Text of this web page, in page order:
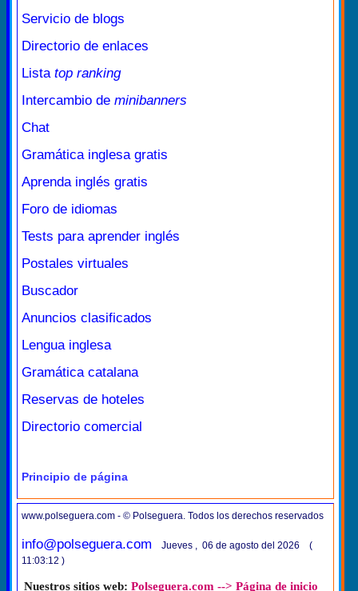
Servicio de blogs
Directorio de enlaces
Lista top ranking
Intercambio de minibanners
Chat
Gramática inglesa gratis
Aprenda inglés gratis
Foro de idiomas
Tests para aprender inglés
Postales virtuales
Buscador
Anuncios clasificados
Lengua inglesa
Gramática catalana
Reservas de hoteles
Directorio comercial
Principio de página
www.polseguera.com - © Polseguera. Todos los derechos reservados
info@polseguera.com
Jueves , 06 de agosto del 2026 (
11:03:12 )
Nuestros sitios web: Polseguera.com --> Página de inicio